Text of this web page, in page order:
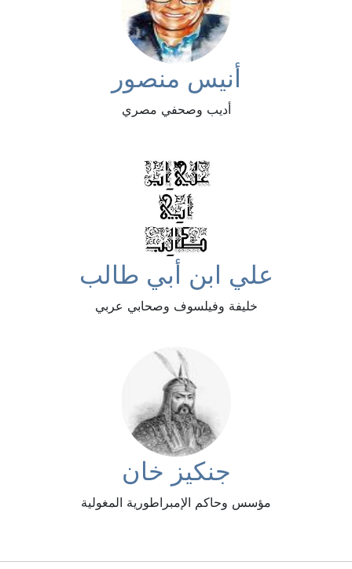
أنيس منصور
أديب وصحفي مصري
علي ابن أبي طالب
خليفة وفيلسوف وصحابي عربي
جنكيز خان
مؤسس وحاكم الإمبراطورية المغولية